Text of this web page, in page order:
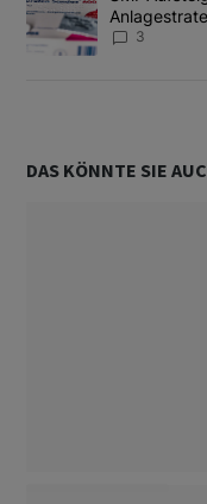
3
DAS KÖNNTE SIE